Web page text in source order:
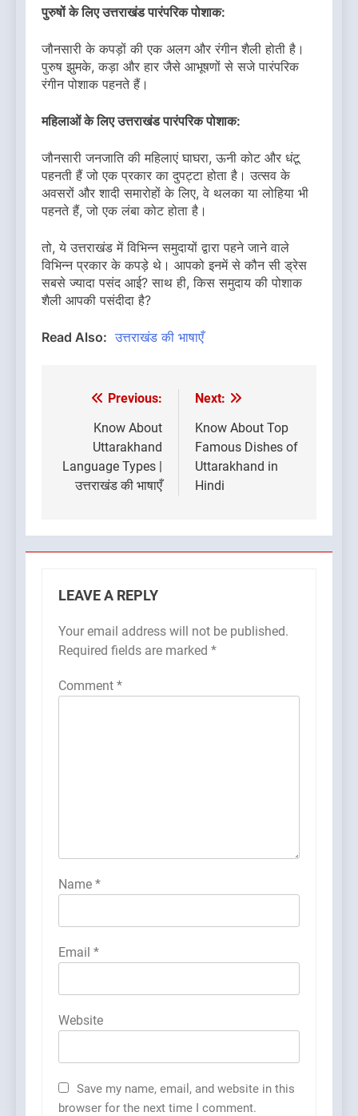
पुरुषों के लिए उत्तराखंड पारंपरिक पोशाक:
जौनसारी के कपड़ों की एक अलग और रंगीन शैली होती है।
पुरुष झुमके, कड़ा और हार जैसे आभूषणों से सजे पारंपरिक
रंगीन पोशाक पहनते हैं।
महिलाओं के लिए उत्तराखंड पारंपरिक पोशाक:
जौनसारी जनजाति की महिलाएं घाघरा, ऊनी कोट और धंटू
पहनती हैं जो एक प्रकार का दुपट्टा होता है। उत्सव के
अवसरों और शादी समारोहों के लिए, वे थलका या लोहिया भी
पहनते हैं, जो एक लंबा कोट होता है।
तो, ये उत्तराखंड में विभिन्न समुदायों द्वारा पहने जाने वाले
विभिन्न प्रकार के कपड़े थे। आपको इनमें से कौन सी ड्रेस
सबसे ज्यादा पसंद आई? साथ ही, किस समुदाय की पोशाक
शैली आपकी पसंदीदा है?
Read Also: उत्तराखंड की भाषाएँ
Post
navigation
Previous:
Know About
Uttarakhand
Language Types |
उत्तराखंड की भाषाएँ
Next:
Know About Top
Famous Dishes of
Uttarakhand in
Hindi
LEAVE A REPLY
Your email address will not be published.
Required fields are marked *
Comment *
Name *
Email *
Website
Save my name, email, and website in this
browser for the next time I comment.